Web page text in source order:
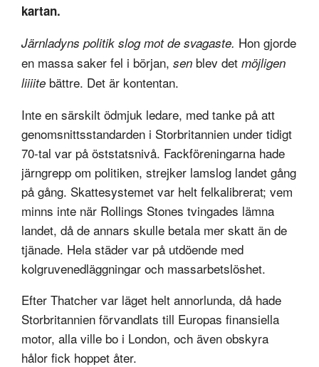
kartan.
Järnladyns politik slog mot de svagaste. Hon gjorde
en massa saker fel i början, sen blev det möjligen
liiiite bättre. Det är kontentan.
Inte en särskilt ödmjuk ledare, med tanke på att
genomsnittsstandarden i Storbritannien under tidigt
70-tal var på öststatsnivå. Fackföreningarna hade
järngrepp om politiken, strejker lamslog landet gång
på gång. Skattesystemet var helt felkalibrerat; vem
minns inte när Rollings Stones tvingades lämna
landet, då de annars skulle betala mer skatt än de
tjänade. Hela städer var på utdöende med
kolgruvenedläggningar och massarbetslöshet.
Efter Thatcher var läget helt annorlunda, då hade
Storbritannien förvandlats till Europas finansiella
motor, alla ville bo i London, och även obskyra
hålor fick hoppet åter.